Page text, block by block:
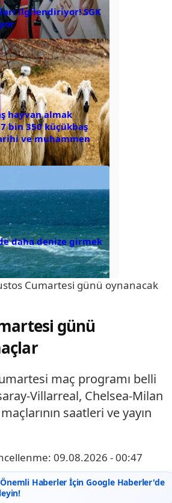
ilgilendiriyor! SGK
hayvan almak
bin 350 küçükbaş
ve muhammen
daha denize girmek
Cumartesi günü oynanacak
günü
maç programı belli
Villarreal, Chelsea-Milan
saatleri ve yayın
09.08.2026 - 00:47
Haberler İçin Google Haberler'de